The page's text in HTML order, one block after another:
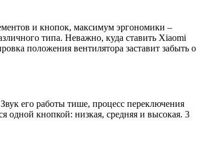
и кнопок, максимум эргономики –
типа. Неважно, куда ставить Xiaomi
положения вентилятора заставит забыть о
его работы тише, процесс переключения
одной кнопкой: низкая, средняя и высокая. 3